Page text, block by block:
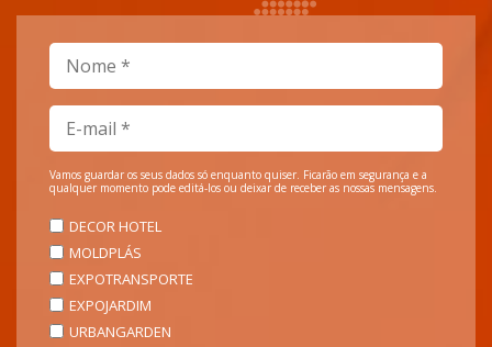
Vamos guardar os seus dados só enquanto quiser. Ficarão em segurança e a
qualquer momento pode editá-los ou deixar de receber as nossas mensagens.
DECOR HOTEL
MOLDPLÁS
EXPOTRANSPORTE
EXPOJARDIM
URBANGARDEN